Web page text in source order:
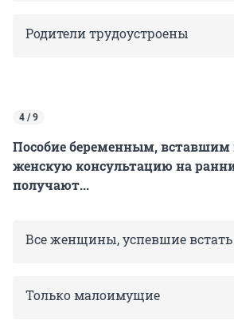
Родители трудоустроены
4 / 9
Пособие беременным, вставшим
женскую консультацию на
получают...
Все женщины, успевшие встать
Только малоимущие